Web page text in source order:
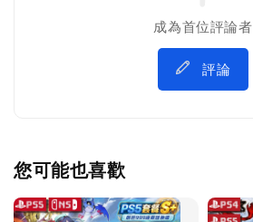
成為首位評論者
評論
您可能也喜歡